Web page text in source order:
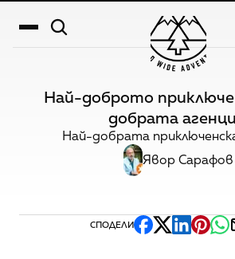
Най-доброто
добрата
Най-добрата
Явор Сарафов
СПОДЕЛИ
Календар
Истории
Блог